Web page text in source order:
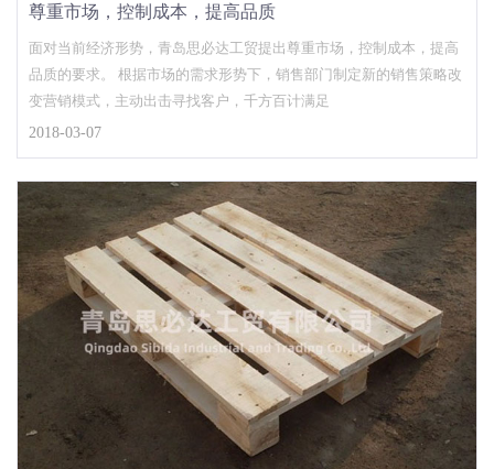
尊重市场，控制成本，提高品质
面对当前经济形势，青岛思必达工贸提出尊重市场，控制成本，提高
品质的要求。 根据市场的需求形势下，销售部门制定新的销售策略改
变营销模式，主动出击寻找客户，千方百计满足
2018-03-07